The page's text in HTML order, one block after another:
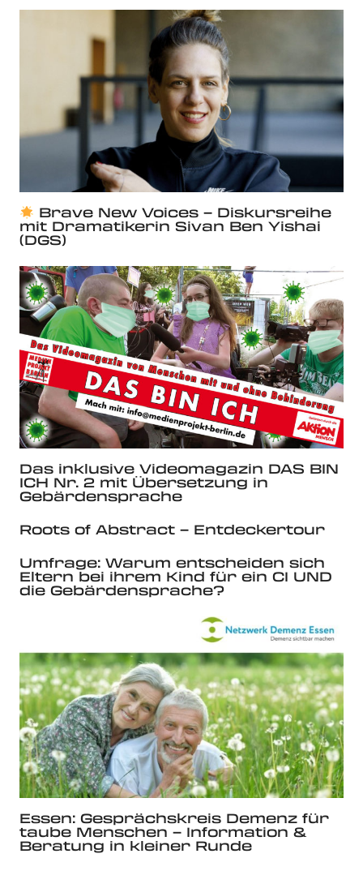
Brave New Voices – Diskursreihe
mit Dramatikerin Sivan Ben Yishai
(DGS)
Das inklusive Videomagazin DAS BIN
ICH Nr. 2 mit Übersetzung in
Gebärdensprache
Roots of Abstract – Entdeckertour
Umfrage: Warum entscheiden sich
Eltern bei ihrem Kind für ein CI UND
die Gebärdensprache?
Essen: Gesprächskreis Demenz für
taube Menschen – Information &
Beratung in kleiner Runde